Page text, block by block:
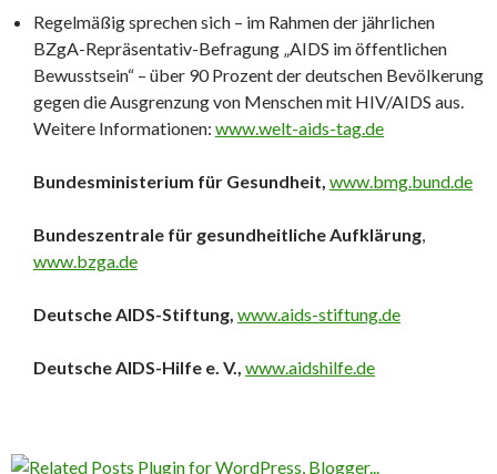
Regelmäßig sprechen sich – im Rahmen der jährlichen
BZgA-Repräsentativ-Befragung „AIDS im öffentlichen
Bewusstsein“ – über 90 Prozent der deutschen Bevölkerung
gegen die Ausgrenzung von Menschen mit HIV/AIDS aus.
Weitere Informationen: www.welt-aids-tag.de
Bundesministerium für Gesundheit, www.bmg.bund.de
Bundeszentrale für gesundheitliche Aufklärung,
www.bzga.de
Deutsche AIDS-Stiftung, www.aids-stiftung.de
Deutsche AIDS-Hilfe e. V., www.aidshilfe.de